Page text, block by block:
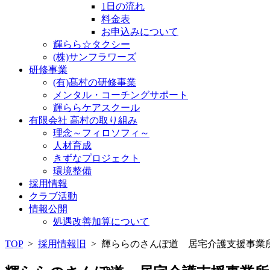
1日の流れ
料金表
お申込みについて
輝らら☆タクシー
(株)サンフラワーズ
研修事業
(有)髙村の研修事業
メンタル・コーチングサポート
輝ららケアスクール
有限会社 高村の取り組み
理念～フィロソフィ～
人材育成
きずなプロジェクト
環境整備
採用情報
クラブ活動
情報公開
処遇改善加算について
TOP> 採用情報旧 > 輝ららのさんぽ道 居宅介護支援事業